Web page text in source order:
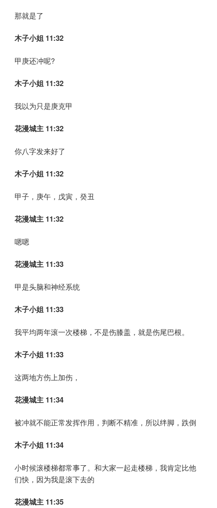
那就是了
木子小姐 11:32
甲庚还冲呢?
木子小姐 11:32
我以为只是庚克甲
花漫城主 11:32
你八字发来好了
木子小姐 11:32
甲子，庚午，戊寅，癸丑
花漫城主 11:32
嗯嗯
花漫城主 11:33
甲是头脑和神经系统
木子小姐 11:33
我平均两年滚一次楼梯，不是伤膝盖，就是伤尾巴根。
木子小姐 11:33
这两地方伤上加伤，
花漫城主 11:34
被冲就不能正常发挥作用，判断不精准，所以绊脚，跌倒
木子小姐 11:34
小时候滚楼梯都常事了。和大家一起走楼梯，我肯定比他
们快，因为我是滚下去的
花漫城主 11:35